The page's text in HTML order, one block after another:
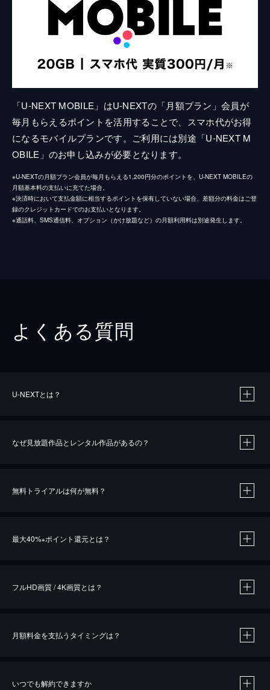
「U-NEXT MOBILE」はU-NEXTの「月額プラン」会員が
毎月もらえるポイントを活用することで、スマホ代がお得
になるモバイルプランです。ご利用には別途「U-NEXT M
OBILE」のお申し込みが必要となります。
※U-NEXTの月額プラン会員が毎月もらえる1,200円分のポイントを、U-NEXT MOBILEの
月額基本料の支払いに充てた場合。
※決済時において支払金額に相当するポイントを保有していない場合、差額分の料金はご登
録のクレジットカードでのお支払いとなります。
※通話料、SMS通信料、オプション（かけ放題など）の月額利用料は別途発生します。
よくある質問
U-NEXTとは？
なぜ見放題作品とレンタル作品があるの？
無料トライアルは何が無料？
最大40%※ポイント還元とは？
※40％ポイント還元の対象は、クレジットカード決済による作品の購入 / レンタルです。
iOSアプリのUコイン決済による作品の購入 / レンタルは、20％のポイント還元です。
フルHD画質 / 4K画質とは？
月額料金を支払うタイミングは？
いつでも解約できますか